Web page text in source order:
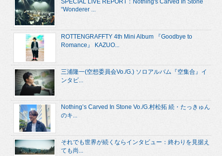
SPECIAL LIVE REPORT：Nothing's Carved In Stone
“Wonderer ...
ROTTENGRAFFTY 4th Mini Album 『Goodbye to
Romance』 KAZUO...
三浦隆一(空想委員会Vo./G.) ソロアルバム『空集合』イ
ンタビ...
Nothing’s Carved In Stone Vo./G.村松拓 続・たっきゅん
のキ...
それでも世界が続くならインタビュー：終わりを見据え
ても尚...